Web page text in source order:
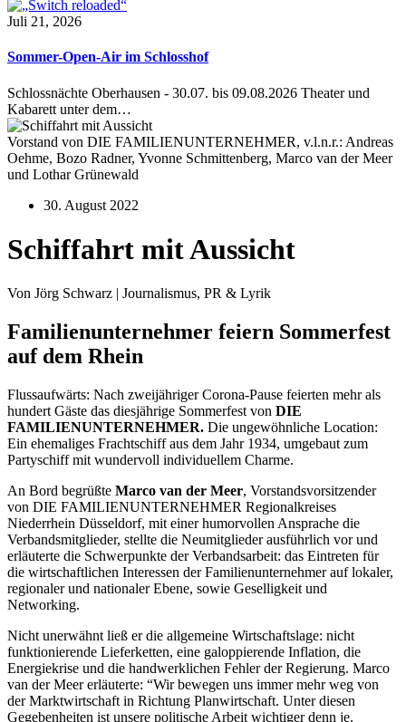
Juli 21, 2026
Sommer-Open-Air im Schlosshof
Schlossnächte Oberhausen - 30.07. bis 09.08.2026 Theater und
Kabarett unter dem…
Vorstand von DIE FAMILIENUNTERNEHMER, v.l.n.r.: Andreas
Oehme, Bozo Radner, Yvonne Schmittenberg, Marco van der Meer
und Lothar Grünewald
30. August 2022
Schiffahrt mit Aussicht
Von Jörg Schwarz | Journalismus, PR & Lyrik
Familienunternehmer feiern Sommerfest
auf dem Rhein
Flussaufwärts: Nach zweijähriger Corona-Pause feierten mehr als
hundert Gäste das diesjährige Sommerfest von DIE
FAMILIENUNTERNEHMER. Die ungewöhnliche Location:
Ein ehemaliges Frachtschiff aus dem Jahr 1934, umgebaut zum
Partyschiff mit wundervoll individuellem Charme.
An Bord begrüßte Marco van der Meer, Vorstandsvorsitzender
von DIE FAMILIENUNTERNEHMER Regionalkreises
Niederrhein Düsseldorf, mit einer humorvollen Ansprache die
Verbandsmitglieder, stellte die Neumitglieder ausführlich vor und
erläuterte die Schwerpunkte der Verbandsarbeit: das Eintreten für
die wirtschaftlichen Interessen der Familienunternehmer auf lokaler,
regionaler und nationaler Ebene, sowie Geselligkeit und
Networking.
Nicht unerwähnt ließ er die allgemeine Wirtschaftslage: nicht
funktionierende Lieferketten, eine galoppierende Inflation, die
Energiekrise und die handwerklichen Fehler der Regierung. Marco
van der Meer erläuterte: “Wir bewegen uns immer mehr weg von
der Marktwirtschaft in Richtung Planwirtschaft. Unter diesen
Gegebenheiten ist unsere politische Arbeit wichtiger denn je.